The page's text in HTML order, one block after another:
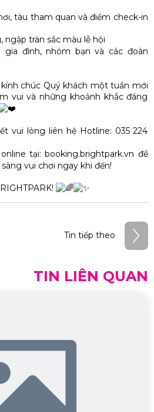
tàu tham quan và điểm check-in
ngập tràn sắc màu lễ hội
gia đình, nhóm bạn và các đoàn
chúc Quý khách một tuần mới
vui và những khoảnh khắc đáng
vui lòng liên hệ Hotline: 035 224
tại:booking.brightpark.vn để
vui chơi ngay khi đến!
Tin tiếp theo
TIN LIÊN QUAN